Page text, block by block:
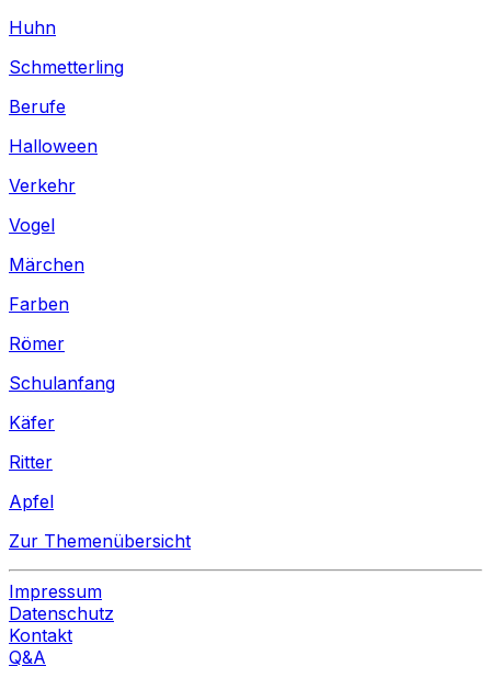
Huhn
Schmetterling
Berufe
Halloween
Verkehr
Vogel
Märchen
Farben
Römer
Schulanfang
Käfer
Ritter
Apfel
Zur Themenübersicht
Impressum
Datenschutz
Kontakt
Q&A